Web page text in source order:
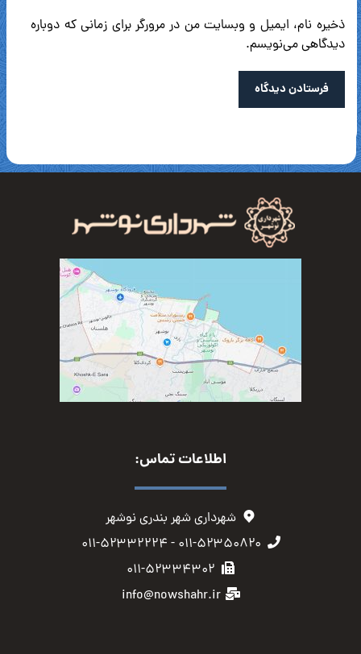
ذخیره نام، ایمیل و وبسایت من در مرورگر برای زمانی که دوباره
دیدگاهی می‌نویسم.
فرستادن دیدگاه
اطلاعات تماس:
شهرداری شهر بندری نوشهر
۰۱۱-۵۲۳۵۰۸۲۰ - ۰۱۱-۵۲۳۳۲۲۲۴
۰۱۱-۵۲۳۳۴۳۰۲
info@nowshahr.ir